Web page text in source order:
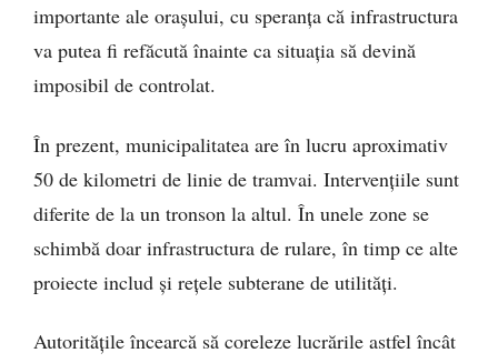
importante ale orașului, cu speranța că infrastructura
va putea fi refăcută înainte ca situația să devină
imposibil de controlat.
În prezent, municipalitatea are în lucru aproximativ
50 de kilometri de linie de tramvai. Intervențiile sunt
diferite de la un tronson la altul. În unele zone se
schimbă doar infrastructura de rulare, în timp ce alte
proiecte includ și rețele subterane de utilități.
Autoritățile încearcă să coreleze lucrările astfel încât